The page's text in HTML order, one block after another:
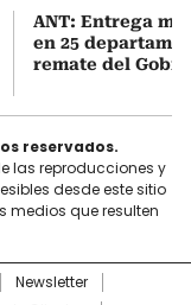
ANT: Entrega
en 25
remate del
reservados.
las reproducciones y
desde este sitio
medios que resulten
Newsletter